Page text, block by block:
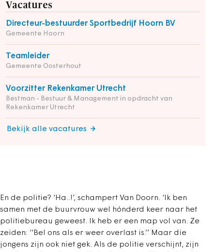
Vacatures
Directeur-bestuurder Sportbedrijf Hoorn BV
Gemeente Hoorn
Teamleider
Gemeente Oosterhout
Voorzitter Rekenkamer Utrecht
Bestman - Bestuur & Management in opdracht van
Rekenkamer Utrecht
Bekijk alle vacatures
En de politie? ‘Ha..!’, schampert Van Doorn. ‘Ik ben
samen met de buurvrouw wel hónderd keer naar het
politiebureau geweest. Ik heb er een map vol van. Ze
zeiden: ‘‘Bel ons als er weer overlast is.’’ Maar die
jongens zijn ook niet gek. Als de politie verschijnt, zijn